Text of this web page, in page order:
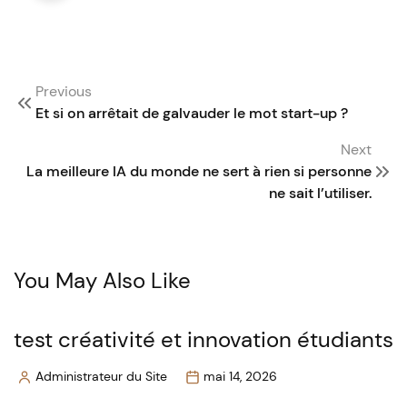
Post
navigation
Et si on arrêtait de galvauder le mot start-up ?
Previous
La meilleure IA du monde ne sert à rien si personne
ne sait l’utiliser.
Next
You May Also Like
test créativité et innovation étudiants
PostedAdministrateur du Site mai 14, 2026